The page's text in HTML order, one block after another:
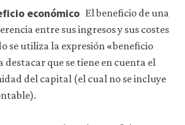
económico El beneficio de una
entre sus ingresos y sus costes
se utiliza la expresión «beneficio
destacar que se tiene en cuenta el
del capital (el cual no se incluye